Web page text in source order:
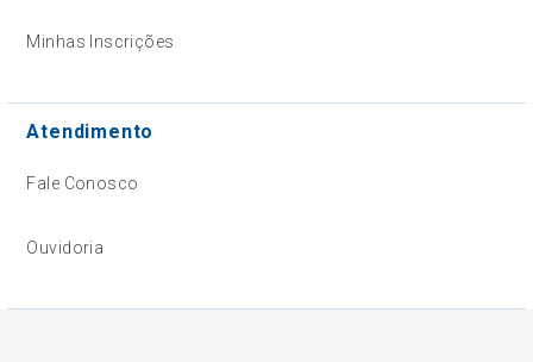
Minhas Inscrições
Atendimento
Fale Conosco
Ouvidoria